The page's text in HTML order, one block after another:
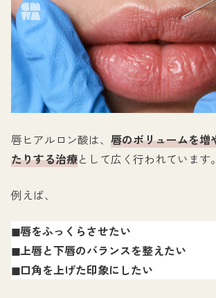
唇ヒアルロン酸は、 唇のボリュームを増
たりする治療として広く行われています。
例えば、
◼︎唇をふっくらさせたい
◼︎上唇と下唇のバランスを整えたい
◼︎口角を上げた印象にしたい